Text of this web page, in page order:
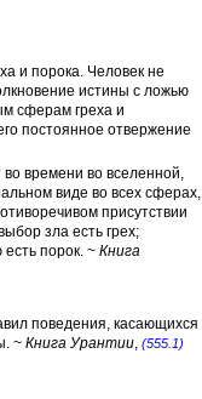
и порока. Человек не
истины с ложью
сферам греха и
постоянное отвержение
во времени во вселенной,
виде во всех сферах,
присутствии
зла есть грех;
порок. ~ Книга
поведения, касающихся
~ Книга Урантии, (555.1)